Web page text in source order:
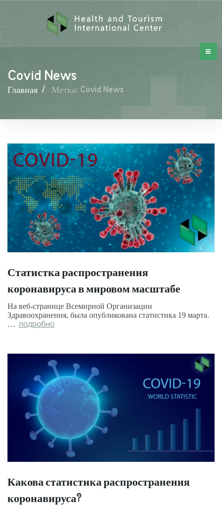
Covid News
Главная / Метка: Covid News
Covid
News
Статистка распространения
коронавируса в мировом масштабе
На веб-странице Всемирной Организации
Здравоохранения, была опубликована статистика 19 марта.
… подробно
Какова статистика распространения
коронавируса?